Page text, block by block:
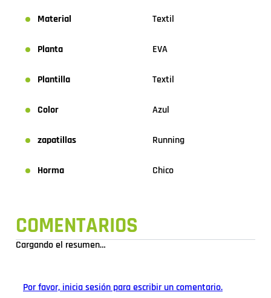
Material Textil
Planta EVA
Plantilla Textil
Color Azul
zapatillas Running
Horma Chico
COMENTARIOS
Cargando el resumen…
Por favor, inicia sesión para escribir un comentario.